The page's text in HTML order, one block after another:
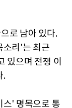
로 남아 있다.
소리'는 최근
있으며 전쟁 이
.
스' 명목으로 통